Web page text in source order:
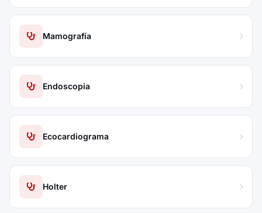
Mamografía
Endoscopia
Ecocardiograma
Holter